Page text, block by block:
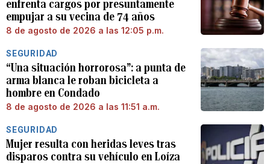
enfrenta cargos por presuntamente
empujar a su vecina de 74 años
8 de agosto de 2026 a las 12:05 p.m.
SEGURIDAD
“Una situación horrorosa”: a punta de
arma blanca le roban bicicleta a
hombre en Condado
8 de agosto de 2026 a las 11:51 a.m.
SEGURIDAD
Mujer resulta con heridas leves tras
disparos contra su vehículo en Loíza